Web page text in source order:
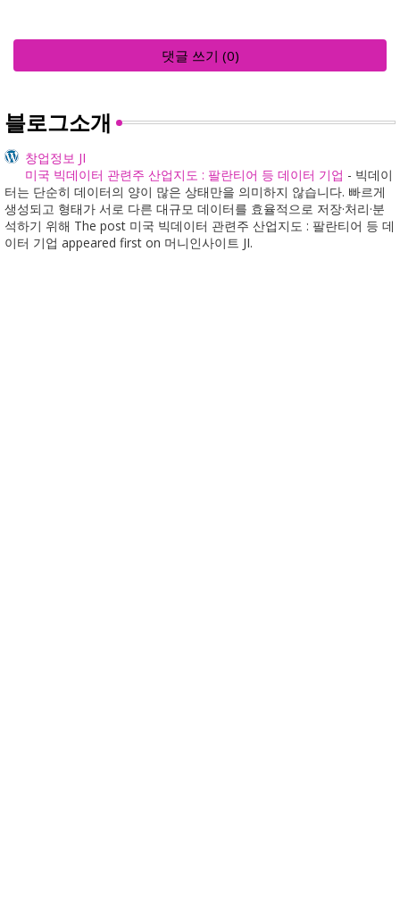
댓글 쓰기 (0)
블로그소개
창업정보 JI
미국 빅데이터 관련주 산업지도 : 팔란티어 등 데이터 기업 - 빅데이
터는 단순히 데이터의 양이 많은 상태만을 의미하지 않습니다. 빠르게
생성되고 형태가 서로 다른 대규모 데이터를 효율적으로 저장·처리·분
석하기 위해 The post 미국 빅데이터 관련주 산업지도 : 팔란티어 등 데
이터 기업 appeared first on 머니인사이트 JI.